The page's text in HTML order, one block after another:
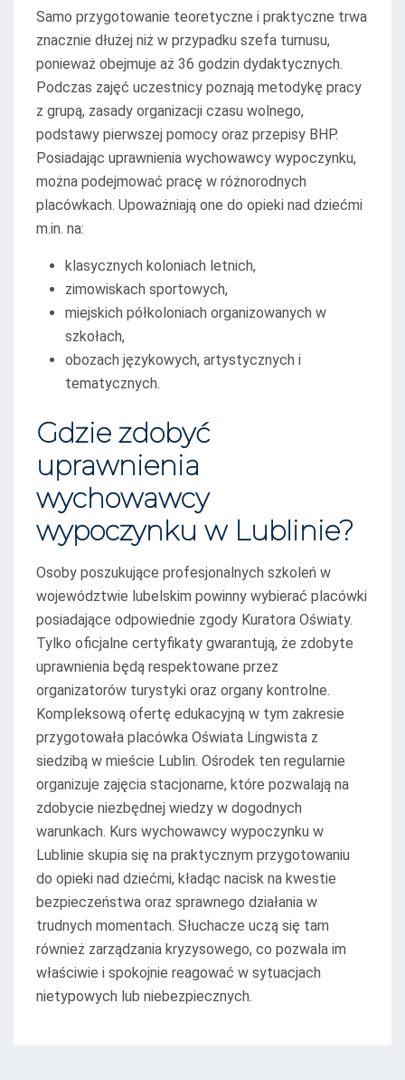
Samo przygotowanie teoretyczne i praktyczne trwa
znacznie dłużej niż w przypadku szefa turnusu,
ponieważ obejmuje aż 36 godzin dydaktycznych.
Podczas zajęć uczestnicy poznają metodykę pracy
z grupą, zasady organizacji czasu wolnego,
podstawy pierwszej pomocy oraz przepisy BHP.
Posiadając uprawnienia wychowawcy wypoczynku,
można podejmować pracę w różnorodnych
placówkach. Upoważniają one do opieki nad dziećmi
m.in. na:
klasycznych koloniach letnich,
zimowiskach sportowych,
miejskich półkoloniach organizowanych w
szkołach,
obozach językowych, artystycznych i
tematycznych.
Gdzie zdobyć
uprawnienia
wychowawcy
wypoczynku w Lublinie?
Osoby poszukujące profesjonalnych szkoleń w
województwie lubelskim powinny wybierać placówki
posiadające odpowiednie zgody Kuratora Oświaty.
Tylko oficjalne certyfikaty gwarantują, że zdobyte
uprawnienia będą respektowane przez
organizatorów turystyki oraz organy kontrolne.
Kompleksową ofertę edukacyjną w tym zakresie
przygotowała placówka Oświata Lingwista z
siedzibą w mieście Lublin. Ośrodek ten regularnie
organizuje zajęcia stacjonarne, które pozwalają na
zdobycie niezbędnej wiedzy w dogodnych
warunkach. Kurs wychowawcy wypoczynku w
Lublinie skupia się na praktycznym przygotowaniu
do opieki nad dziećmi, kładąc nacisk na kwestie
bezpieczeństwa oraz sprawnego działania w
trudnych momentach. Słuchacze uczą się tam
również zarządzania kryzysowego, co pozwala im
właściwie i spokojnie reagować w sytuacjach
nietypowych lub niebezpiecznych.